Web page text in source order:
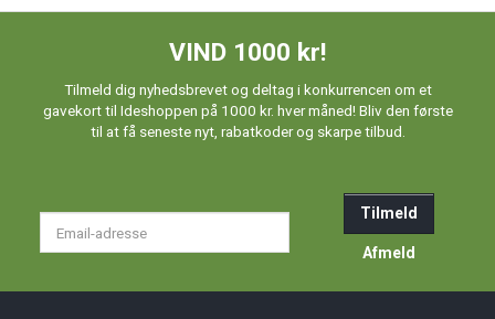
VIND 1000 kr!
Tilmeld dig nyhedsbrevet og deltag i konkurrencen om et
gavekort til Ideshoppen på 1000 kr. hver måned! Bliv den første
til at få seneste nyt, rabatkoder og skarpe tilbud.
Tilmeld
Afmeld